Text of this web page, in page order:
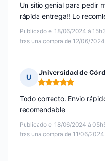
Publicado el 18/06/2024 à
tras una compra de 12/06/2024
Un sitio genial para pedir
rápida entrega!! Lo
U
Universidad de
Nota: 5 de 5
Publicado el 18/06/2024 à
tras una compra de 11/06/2024
Todo correcto. Envio
recomendable.